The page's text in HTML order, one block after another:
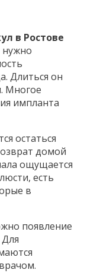
в Ростове
нужно
Длиться он
Многое
импланта
остаться
домой
ощущается
есть
в
появление